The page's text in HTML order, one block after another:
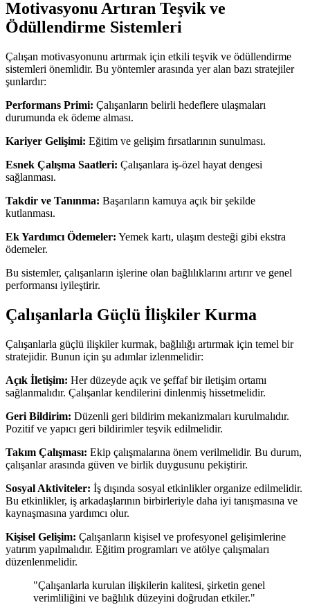
Motivasyonu Artıran Teşvik ve
Ödüllendirme Sistemleri
Çalışan motivasyonunu artırmak için etkili teşvik ve ödüllendirme
sistemleri önemlidir. Bu yöntemler arasında yer alan bazı stratejiler
şunlardır:
Performans Primi: Çalışanların belirli hedeflere ulaşmaları
durumunda ek ödeme alması.
Kariyer Gelişimi: Eğitim ve gelişim fırsatlarının sunulması.
Esnek Çalışma Saatleri: Çalışanlara iş-özel hayat dengesi
sağlanması.
Takdir ve Tanınma: Başarıların kamuya açık bir şekilde
kutlanması.
Ek Yardımcı Ödemeler: Yemek kartı, ulaşım desteği gibi ekstra
ödemeler.
Bu sistemler, çalışanların işlerine olan bağlılıklarını artırır ve genel
performansı iyileştirir.
Çalışanlarla Güçlü İlişkiler Kurma
Çalışanlarla güçlü ilişkiler kurmak, bağlılığı artırmak için temel bir
stratejidir. Bunun için şu adımlar izlenmelidir:
Açık İletişim: Her düzeyde açık ve şeffaf bir iletişim ortamı
sağlanmalıdır. Çalışanlar kendilerini dinlenmiş hissetmelidir.
Geri Bildirim: Düzenli geri bildirim mekanizmaları kurulmalıdır.
Pozitif ve yapıcı geri bildirimler teşvik edilmelidir.
Takım Çalışması: Ekip çalışmalarına önem verilmelidir. Bu durum,
çalışanlar arasında güven ve birlik duygusunu pekiştirir.
Sosyal Aktiviteler: İş dışında sosyal etkinlikler organize edilmelidir.
Bu etkinlikler, iş arkadaşlarının birbirleriyle daha iyi tanışmasına ve
kaynaşmasına yardımcı olur.
Kişisel Gelişim: Çalışanların kişisel ve profesyonel gelişimlerine
yatırım yapılmalıdır. Eğitim programları ve atölye çalışmaları
düzenlenmelidir.
"Çalışanlarla kurulan ilişkilerin kalitesi, şirketin genel
verimliliğini ve bağlılık düzeyini doğrudan etkiler."